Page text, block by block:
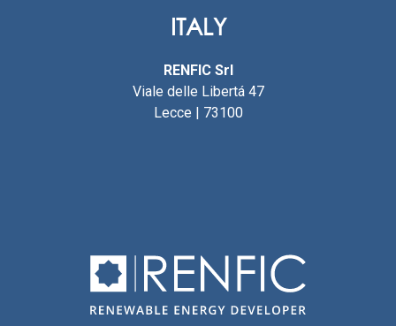
ITALY
RENFIC Srl
Viale delle Libertá 47
Lecce | 73100